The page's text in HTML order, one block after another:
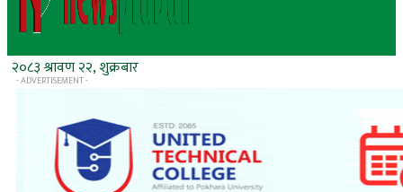
२०८३ श्रावण २२, शुक्रबार
- ADVERTISEMENT -